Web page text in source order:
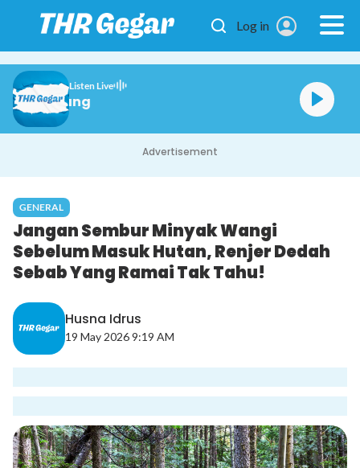
Log in
Listen Live
Gegar Petang
Advertisement
GENERAL
Jangan Sembur Minyak Wangi
Sebelum Masuk Hutan, Renjer Dedah
Sebab Yang Ramai Tak Tahu!
Husna Idrus
19 May 2026 9:19 AM